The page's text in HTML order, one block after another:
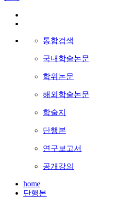
통합검색
국내학술논문
학위논문
해외학술논문
학술지
단행본
연구보고서
공개강의
home
단행본